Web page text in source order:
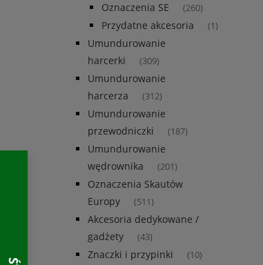
Oznaczenia SE (260)
Przydatne akcesoria (1)
Umundurowanie
harcerki
(309)
Umundurowanie
harcerza
(312)
Umundurowanie
przewodniczki
(187)
Umundurowanie
wędrownika
(201)
Oznaczenia Skautów
Europy
(511)
Akcesoria dedykowane /
gadżety
(43)
Znaczki i przypinki (10)